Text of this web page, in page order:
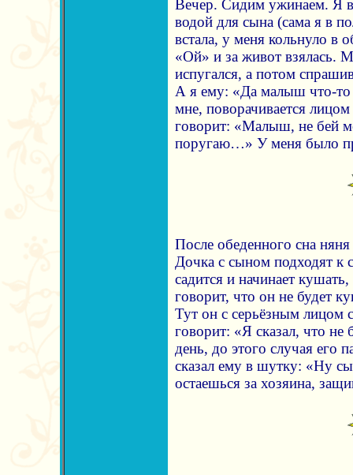
Вечер. Сидим ужинаем. Я
водой для сына (сама я в
встала, у меня кольнуло в
«Ой» и за живот взялась.
испугался, а потом
А я ему: «Да малыш что-то
мне, поворачивается
говорит: «Малыш, не бей
поругаю…» У меня было
После обеденного сна
Дочка с сыном подходят к
садится и начинает
говорит, что он не будет
Тут он с серьёзным лицом
говорит: «Я сказал, что
день, до этого случая его
сказал ему в шутку: «Ну
остаешься за хозяина,